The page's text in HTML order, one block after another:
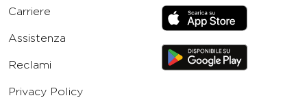
Carriere
Assistenza
Reclami
Privacy Policy